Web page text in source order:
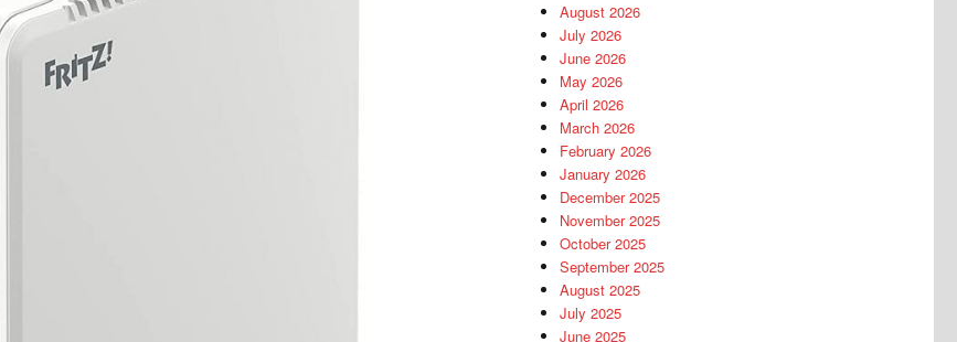
August 2026
July 2026
June 2026
May 2026
April 2026
March 2026
February 2026
January 2026
December 2025
November 2025
October 2025
September 2025
August 2025
July 2025
June 2025